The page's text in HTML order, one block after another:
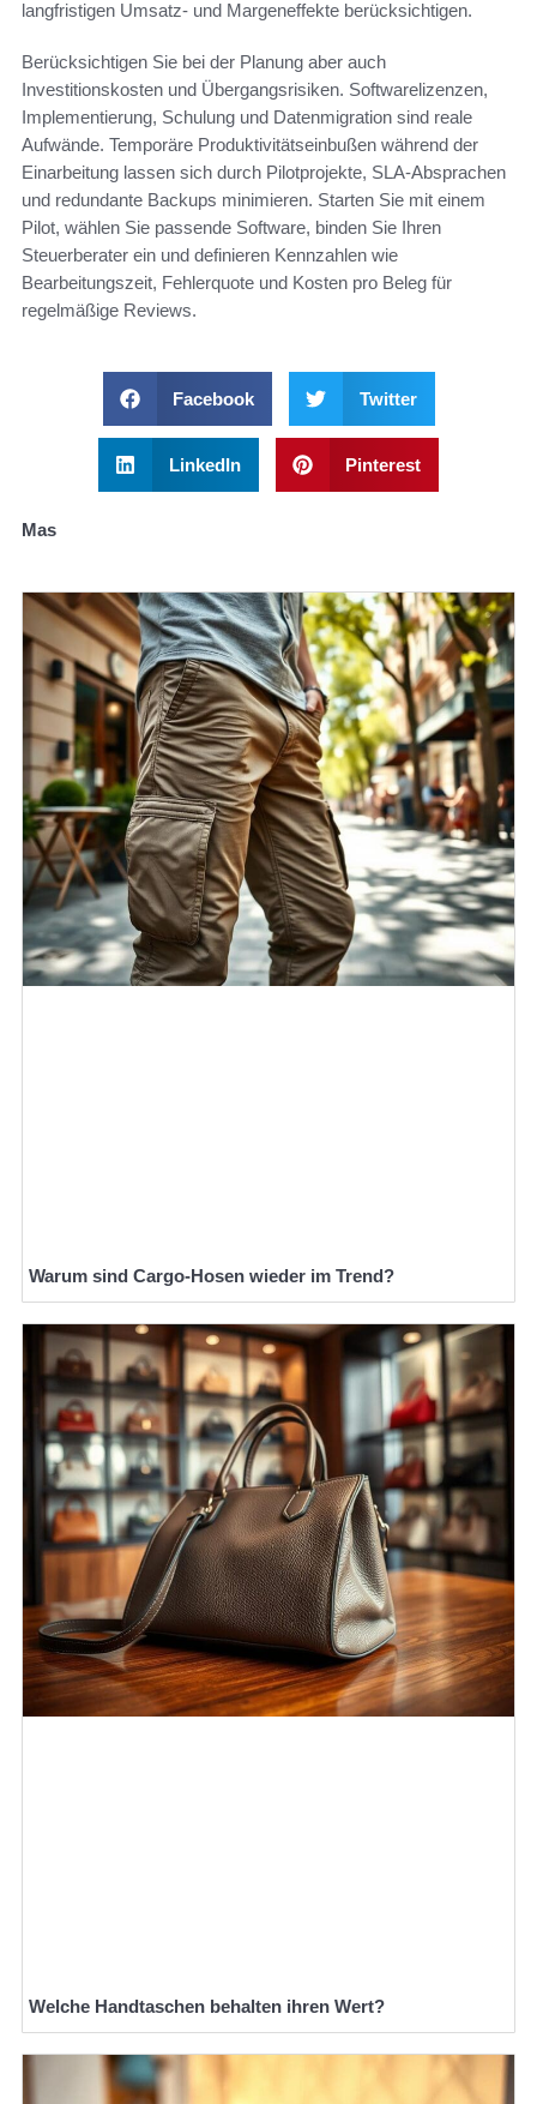
langfristigen Umsatz- und Margeneffekte berücksichtigen.
Berücksichtigen Sie bei der Planung aber auch
Investitionskosten und Übergangsrisiken. Softwarelizenzen,
Implementierung, Schulung und Datenmigration sind reale
Aufwände. Temporäre Produktivitätseinbußen während der
Einarbeitung lassen sich durch Pilotprojekte, SLA-Absprachen
und redundante Backups minimieren. Starten Sie mit einem
Pilot, wählen Sie passende Software, binden Sie Ihren
Steuerberater ein und definieren Kennzahlen wie
Bearbeitungszeit, Fehlerquote und Kosten pro Beleg für
regelmäßige Reviews.
Facebook Twitter
LinkedIn Pinterest
Mas
Warum sind Cargo-Hosen wieder im Trend?
Welche Handtaschen behalten ihren Wert?